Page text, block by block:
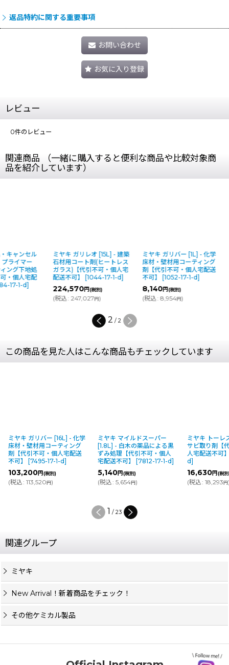
返品特約に関する重要事項
お問い合わせ
お気に入り登録
レビュー
0件のレビュー
関連商品 （一緒に購入すると便利な商品や比較対象商
品を紹介しています）
キャンセル
ライマー
ング下地処
・個人宅配
17-1-d]
ミヤキ ガリレオ [15L] - 建築
石材用コート剤(ヒートレス
ガラス)【代引不可・個人宅
配送不可】
[1044-17-1-d]
224,570円(税別)
(税込: 247,027円)
ミヤキ ガリバー [1L] - 化学
床材・壁材用コーティング
剤【代引不可・個人宅配送
不可】
[1052-17-1-d]
8,140円(税別)
(税込: 8,954円)
2 / 2
この商品を見た人はこんな商品もチェックしています
ミヤキ ガリバー [16L] - 化学
床材・壁材用コーティング
剤【代引不可・個人宅配送
不可】
[7495-17-1-d]
103,200円(税別)
(税込: 113,520円)
ミヤキ マイルドスーパー
[1.8L] - 白木の薬品による黒
ずみ処理【代引不可・個人
宅配送不可】
[7812-17-1-d]
5,140円(税別)
(税込: 5,654円)
ミヤキ トーレ
サビ取り剤【
人宅配送不可
d]
16,630円(税
(税込: 18,293円
1 / 23
関連グループ
ミヤキ
New Arrival！新着商品をチェック！
その他ケミカル製品